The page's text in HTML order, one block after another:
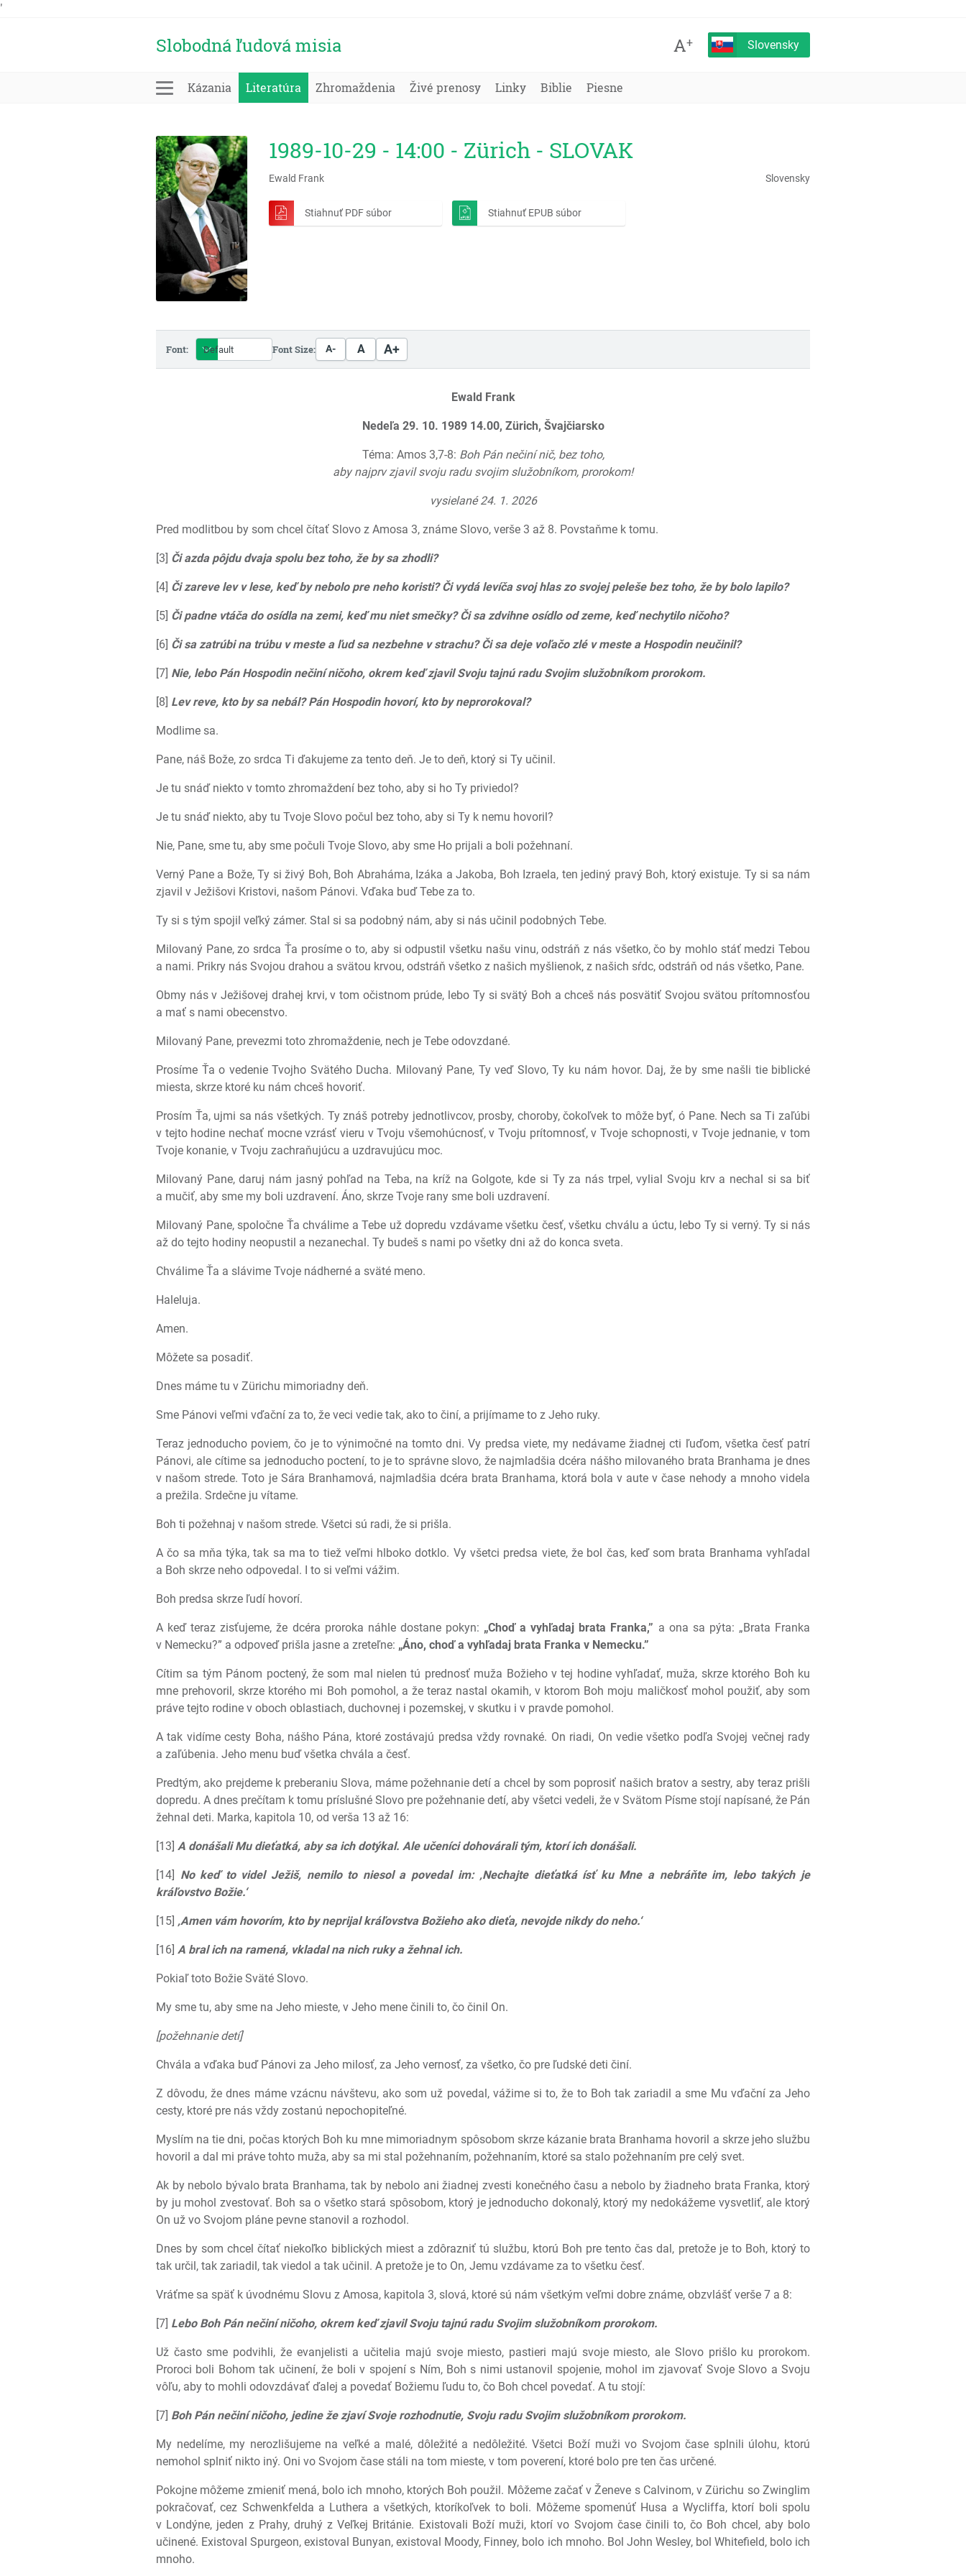
'
Slobodná ľudová misia A+ Slovensky
Kázania Literatúra Zhromaždenia Živé prenosy Linky Biblie Piesne
1989-10-29 - 14:00 - Zürich - SLOVAK
Ewald Frank Slovensky
Stiahnuť PDF súbor Stiahnuť EPUB súbor
Font: Font Size: A- A A+
Ewald Frank
Nedeľa 29. 10. 1989 14.00, Zürich, Švajčiarsko
Téma: Amos 3,7-8: Boh Pán nečiní nič, bez toho,
aby najprv zjavil svoju radu svojim služobníkom, prorokom!
vysielané 24. 1. 2026
Pred modlitbou by som chcel čítať Slovo z Amosa 3, známe Slovo, verše 3 až 8. Povstaňme k tomu.
[3] Či azda pôjdu dvaja spolu bez toho, že by sa zhodli?
[4] Či zareve lev v lese, keď by nebolo pre neho koristi? Či vydá levíča svoj hlas zo svojej peleše bez toho, že by bolo lapilo?
[5] Či padne vtáča do osídla na zemi, keď mu niet smečky? Či sa zdvihne osídlo od zeme, keď nechytilo ničoho?
[6] Či sa zatrúbi na trúbu v meste a ľud sa nezbehne v strachu? Či sa deje voľačo zlé v meste a Hospodin neučinil?
[7] Nie, lebo Pán Hospodin nečiní ničoho, okrem keď zjavil Svoju tajnú radu Svojim služobníkom prorokom.
[8] Lev reve, kto by sa nebál? Pán Hospodin hovorí, kto by neprorokoval?
Modlime sa.
Pane, náš Bože, zo srdca Ti ďakujeme za tento deň. Je to deň, ktorý si Ty učinil.
Je tu snáď niekto v tomto zhromaždení bez toho, aby si ho Ty priviedol?
Je tu snáď niekto, aby tu Tvoje Slovo počul bez toho, aby si Ty k nemu hovoril?
Nie, Pane, sme tu, aby sme počuli Tvoje Slovo, aby sme Ho prijali a boli požehnaní.
Verný Pane a Bože, Ty si živý Boh, Boh Abraháma, Izáka a Jakoba, Boh Izraela, ten jediný pravý Boh, ktorý existuje. Ty si sa nám
zjavil v Ježišovi Kristovi, našom Pánovi. Vďaka buď Tebe za to.
Ty si s tým spojil veľký zámer. Stal si sa podobný nám, aby si nás učinil podobných Tebe.
Milovaný Pane, zo srdca Ťa prosíme o to, aby si odpustil všetku našu vinu, odstráň z nás všetko, čo by mohlo stáť medzi Tebou
a nami. Prikry nás Svojou drahou a svätou krvou, odstráň všetko z našich myšlienok, z našich sŕdc, odstráň od nás všetko, Pane.
Obmy nás v Ježišovej drahej krvi, v tom očistnom prúde, lebo Ty si svätý Boh a chceš nás posvätiť Svojou svätou prítomnosťou
a mať s nami obecenstvo.
Milovaný Pane, prevezmi toto zhromaždenie, nech je Tebe odovzdané.
Prosíme Ťa o vedenie Tvojho Svätého Ducha. Milovaný Pane, Ty veď Slovo, Ty ku nám hovor. Daj, že by sme našli tie biblické
miesta, skrze ktoré ku nám chceš hovoriť.
Prosím Ťa, ujmi sa nás všetkých. Ty znáš potreby jednotlivcov, prosby, choroby, čokoľvek to môže byť, ó Pane. Nech sa Ti zaľúbi
v tejto hodine nechať mocne vzrásť vieru v Tvoju všemohúcnosť, v Tvoju prítomnosť, v Tvoje schopnosti, v Tvoje jednanie, v tom
Tvoje konanie, v Tvoju zachraňujúcu a uzdravujúcu moc.
Milovaný Pane, daruj nám jasný pohľad na Teba, na kríž na Golgote, kde si Ty za nás trpel, vylial Svoju krv a nechal si sa biť
a mučiť, aby sme my boli uzdravení. Áno, skrze Tvoje rany sme boli uzdravení.
Milovaný Pane, spoločne Ťa chválime a Tebe už dopredu vzdávame všetku česť, všetku chválu a úctu, lebo Ty si verný. Ty si nás
až do tejto hodiny neopustil a nezanechal. Ty budeš s nami po všetky dni až do konca sveta.
Chválime Ťa a slávime Tvoje nádherné a sväté meno.
Haleluja.
Amen.
Môžete sa posadiť.
Dnes máme tu v Zürichu mimoriadny deň.
Sme Pánovi veľmi vďační za to, že veci vedie tak, ako to činí, a prijímame to z Jeho ruky.
Teraz jednoducho poviem, čo je to výnimočné na tomto dni. Vy predsa viete, my nedávame žiadnej cti ľuďom, všetka česť patrí
Pánovi, ale cítime sa jednoducho poctení, to je to správne slovo, že najmladšia dcéra nášho milovaného brata Branhama je dnes
v našom strede. Toto je Sára Branhamová, najmladšia dcéra brata Branhama, ktorá bola v aute v čase nehody a mnoho videla
a prežila. Srdečne ju vítame.
Boh ti požehnaj v našom strede. Všetci sú radi, že si prišla.
A čo sa mňa týka, tak sa ma to tiež veľmi hlboko dotklo. Vy všetci predsa viete, že bol čas, keď som brata Branhama vyhľadal
a Boh skrze neho odpovedal. I to si veľmi vážim.
Boh predsa skrze ľudí hovorí.
A keď teraz zisťujeme, že dcéra proroka náhle dostane pokyn: „Choď a vyhľadaj brata Franka,” a ona sa pýta: „Brata Franka
v Nemecku?” a odpoveď prišla jasne a zreteľne: „Áno, choď a vyhľadaj brata Franka v Nemecku.”
Cítim sa tým Pánom poctený, že som mal nielen tú prednosť muža Božieho v tej hodine vyhľadať, muža, skrze ktorého Boh ku
mne prehovoril, skrze ktorého mi Boh pomohol, a že teraz nastal okamih, v ktorom Boh moju maličkosť mohol použiť, aby som
práve tejto rodine v oboch oblastiach, duchovnej i pozemskej, v skutku i v pravde pomohol.
A tak vidíme cesty Boha, nášho Pána, ktoré zostávajú predsa vždy rovnaké. On riadi, On vedie všetko podľa Svojej večnej rady
a zaľúbenia. Jeho menu buď všetka chvála a česť.
Predtým, ako prejdeme k preberaniu Slova, máme požehnanie detí a chcel by som poprosiť našich bratov a sestry, aby teraz prišli
dopredu. A dnes prečítam k tomu príslušné Slovo pre požehnanie detí, aby všetci vedeli, že v Svätom Písme stojí napísané, že Pán
žehnal deti. Marka, kapitola 10, od verša 13 až 16:
[13] A donášali Mu dieťatká, aby sa ich dotýkal. Ale učeníci dohovárali tým, ktorí ich donášali.
[14] No keď to videl Ježiš, nemilo to niesol a povedal im: ‚Nechajte dieťatká ísť ku Mne a nebráňte im, lebo takých je
kráľovstvo Božie.‘
[15] ‚Amen vám hovorím, kto by neprijal kráľovstva Božieho ako dieťa, nevojde nikdy do neho.‘
[16] A bral ich na ramená, vkladal na nich ruky a žehnal ich.
Pokiaľ toto Božie Sväté Slovo.
My sme tu, aby sme na Jeho mieste, v Jeho mene činili to, čo činil On.
[požehnanie detí]
Chvála a vďaka buď Pánovi za Jeho milosť, za Jeho vernosť, za všetko, čo pre ľudské deti činí.
Z dôvodu, že dnes máme vzácnu návštevu, ako som už povedal, vážime si to, že to Boh tak zariadil a sme Mu vďační za Jeho
cesty, ktoré pre nás vždy zostanú nepochopiteľné.
Myslím na tie dni, počas ktorých Boh ku mne mimoriadnym spôsobom skrze kázanie brata Branhama hovoril a skrze jeho službu
hovoril a dal mi práve tohto muža, aby sa mi stal požehnaním, požehnaním, ktoré sa stalo požehnaním pre celý svet.
Ak by nebolo bývalo brata Branhama, tak by nebolo ani žiadnej zvesti konečného času a nebolo by žiadneho brata Franka, ktorý
by ju mohol zvestovať. Boh sa o všetko stará spôsobom, ktorý je jednoducho dokonalý, ktorý my nedokážeme vysvetliť, ale ktorý
On už vo Svojom pláne pevne stanovil a rozhodol.
Dnes by som chcel čítať niekoľko biblických miest a zdôrazniť tú službu, ktorú Boh pre tento čas dal, pretože je to Boh, ktorý to
tak určil, tak zariadil, tak viedol a tak učinil. A pretože je to On, Jemu vzdávame za to všetku česť.
Vráťme sa späť k úvodnému Slovu z Amosa, kapitola 3, slová, ktoré sú nám všetkým veľmi dobre známe, obzvlášť verše 7 a 8:
[7] Lebo Boh Pán nečiní ničoho, okrem keď zjavil Svoju tajnú radu Svojim služobníkom prorokom.
Už často sme podvihli, že evanjelisti a učitelia majú svoje miesto, pastieri majú svoje miesto, ale Slovo prišlo ku prorokom.
Proroci boli Bohom tak učinení, že boli v spojení s Ním, Boh s nimi ustanovil spojenie, mohol im zjavovať Svoje Slovo a Svoju
vôľu, aby to mohli odovzdávať ďalej a povedať Božiemu ľudu to, čo Boh chcel povedať. A tu stojí:
[7] Boh Pán nečiní ničoho, jedine že zjaví Svoje rozhodnutie, Svoju radu Svojim služobníkom prorokom.
My nedelíme, my nerozlišujeme na veľké a malé, dôležité a nedôležité. Všetci Boží muži vo Svojom čase splnili úlohu, ktorú
nemohol splniť nikto iný. Oni vo Svojom čase stáli na tom mieste, v tom poverení, ktoré bolo pre ten čas určené.
Pokojne môžeme zmieniť mená, bolo ich mnoho, ktorých Boh použil. Môžeme začať v Ženeve s Calvinom, v Zürichu so Zwinglim
pokračovať, cez Schwenkfelda a Luthera a všetkých, ktoríkoľvek to boli. Môžeme spomenúť Husa a Wycliffa, ktorí boli spolu
v Londýne, jeden z Prahy, druhý z Veľkej Británie. Existovali Boží muži, ktorí vo Svojom čase činili to, čo Boh chcel, aby bolo
učinené. Existoval Spurgeon, existoval Bunyan, existoval Moody, Finney, bolo ich mnoho. Bol John Wesley, bol Whitefield, bolo ich
mnoho.